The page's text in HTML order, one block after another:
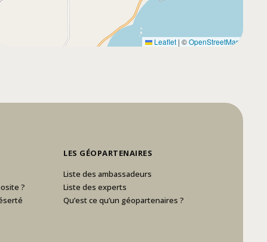
Leaflet | ©OpenStreetMap
?
LES GÉOPARTENAIRES
Liste des ambassadeurs
Liste des experts
Qu’est ce qu’un géopartenaires ?